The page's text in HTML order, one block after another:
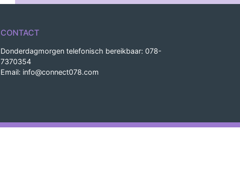
CONTACT
Donderdagmorgen telefonisch bereikbaar: 078-
7370354
Email: info@connect078.com